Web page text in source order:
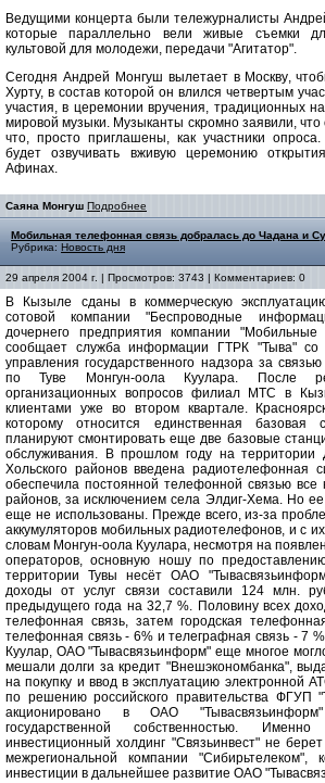
Ведущими концерта были тележурналисты
которые параллельно вели живые съемки
культовой для молодежи, передачи "Агитатор".
Сегодня Андрей Монгуш вылетает в Москву,
Хурту, в состав которой он влился четвертым
участия, в церемонии вручения, традиционных
мировой музыки. Музыканты скромно заявили,
что, просто приглашены, как участники
будет озвучивать вживую церемонию
Афинах.
Саяна Монгуш Подробнее
Мобильная телефонная связь добралась до Чадана и
Рубрика: Новость дня
29 апреля 2004 г. | Просмотров: 3743 | Комментариев: 0
В Кызыле сданы в коммерческую
сотовой компании "Беспроводные
дочернего предприятия компании
сообщает служба информации ГТРК "Тыва" со
управления государственного надзора за
по Туве Монгун-оола Куулара. После
организационных вопросов филиал МТС в
клиентами уже во втором квартале.
которому относится единственная базовая
планируют смонтировать еще две базовые
обслуживания. В прошлом году на территории
Хольского районов введена радиотелефонная
обеспечила постоянной телефонной связью все
районов, за исключением села Элдиг-Хема. Но
еще не использованы. Прежде всего, из-за
аккумуляторов мобильных радиотелефонов, и с
словам Монгун-оола Куулара, несмотря на
операторов, основную ношу по
территории Тувы несёт ОАО
доходы от услуг связи составили 124 млн.
предыдущего года на 32,7 %. Половину всех
телефонная связь, затем городская
телефонная связь - 6% и телеграфная связь - 7
Куулар, ОАО "Тывасвязьинформ" еще многое
мешали долги за кредит "Внешэкономбанка",
на покупку и ввод в эксплуатацию электронной
по решению российского правительства ФГУП
акционировано в ОАО
государственной собственностью.
инвестиционный холдинг "Связьинвест" не
межрегиональной компании "Сибирьтелеком",
инвестиции в дальнейшее развитие ОАО